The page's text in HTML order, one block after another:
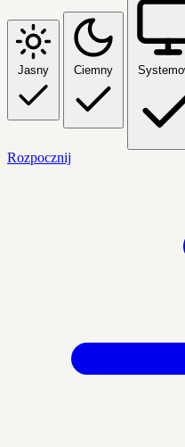
Jasny Ciemny
Rozpocznij